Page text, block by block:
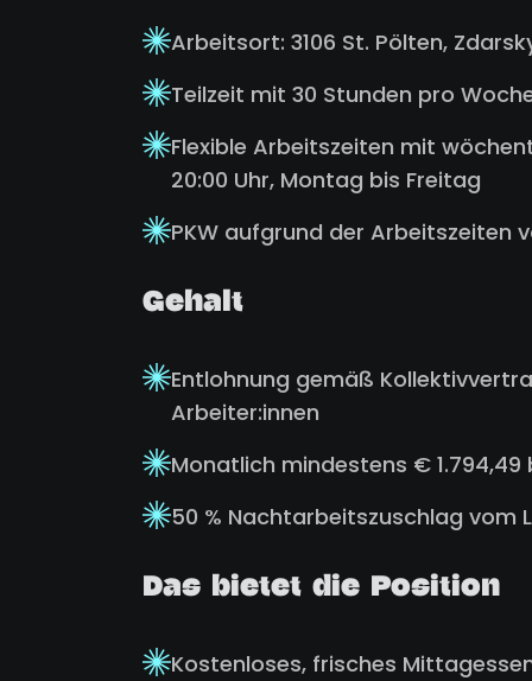
Arbeitsort: 3106 St. Pölten,
Teilzeit mit 30 Stunden pro
Flexible Arbeitszeiten mit
20:00 Uhr, Montag bis Freitag
PKW aufgrund der Arbeitszeiten
Gehalt
Entlohnung gemäß
Arbeiter:innen
Monatlich mindestens €
50 % Nachtarbeitszuschlag vom
Das bietet die Position
Kostenloses, frisches